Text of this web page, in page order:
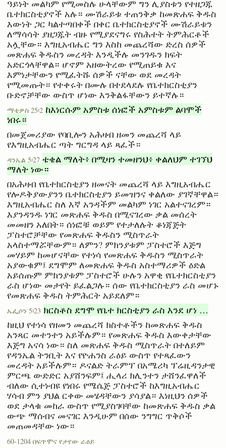
ዓይነት መልካም የሚመስሉ ሁላቸውም ግን ሊያስቱን የተዘጋጁ
ቤተክርስቲያኖች አሉ። ሙሽራይቱ ተጠንቅቃ ከመጽሐፍ ቅዱስ
እውነት ጋር ካልተጣበቀች በቀር ቤተክርስቲያኖች ሙሽራይቱን
ለማሳሳት ያዘጋጁት ብዙ የሚያደናግሩ የስሕተት ትምሕርቶች
አሏቸው። እግዚአብሔር ግን እስከ መጨረሻው ድረስ ሰዎች
መጽሐፍ ቅዱስን መረዳት እንዲችሉ መንገዱን ክፍት
አድርጎላቸዋል። ሆኖም አዘውትረው የሚጠይቁ እና
እምነታቸውን የሚፈትሹ ሰዎች ናቸው ወደ መረዳት
የሚመጡት። የተቀሩት በሙሉ በተደላደሉ የቤተክርስቲያን
ቡድኖቻቸው ውስጥ ሆነው እንቅልፋቸውን ይተኛሉ።
ማቴዎስ 25፡2 ከእነርሱም አምስቱ ሰነፎች አምስቱም ልባሞች
ነበሩ።
በመጀመሪያው የባቢሎን አሕዛብ ዘመን መጨረሻ ላይ
የእግዚአብሔር ጣት ግርግዳ ላይ ጻፈች።
ዳንኤል 5፡27 ቴቄል ማለት፥ በሚዛን ተመዘንህ፥ ቀልለህም ተገኘህ
ማለት ነው።
በአሕዛብ የቤተክርስቲያን ዘመናት መጨረሻ ላይ እግዚአብሔር
የሎዶቅያውያንን ቤተክርስቲያን ይመዝንና ቀልለው ያገኛቸዋል።
እግዚአብሔር ስለ እኛ አንዳችም መልካም ነገር አልተናገረም።
እያንዳንዱ ነገር መጽሐፍ ቅዱስ በሚናገረው ቃል መሰረት
መመዘን አለበት። ሰነፎቹ ወይም የተታለሉት ቆነጃጅት
ፓስተሮቻቸው የመጽሐፍ ቅዱስን ሚስጥራት
አላስተማሯቸውም። ለምን? ምክንያቱም ፓስተሮች እጅግ
መሃይም ከመሆናቸው የተነሳ የመጽሐፍ ቅዱስን ሚስጥራት
አያውቁም፤ ደግሞም ለመጽሐፍ ቅዱስ አስተማሪዎች ዕድል
አይሰጡም ምክንያቱም ፓስተሮች ሁሉን አዋቂ የቤተክርስቲያን
ራስ ሆነው መታየት ይፈልጋሉ። ሰው የቤተክርስቲያን ራስ መሆኑ
የመጽሐፍ ቅዱስ ትምሕርት አይደለም።
ኤፌሶን 5፡23 ክርስቶስ ደግሞ የቤተ ክርስቲያን ራስ እንደ ሆነ …
ከዚህ የተነሳ የዘመን መጨረሻ ክስተቶችን ከመጽሐፍ ቅዱስ
አንጻር መተንተን አይችሉም። የመጽሐፍ ቅዱስ እውቀታቸው
እጅግ አናሳ ነው። ስለ መጽሐፍ ቅዱስ ሚስጥራት በተለይም
የዳንኤል ትንቢት እና የዮሐንስ ራዕይ ውስጥ የተጻፈውን
መረዳት አይችሉም። ዶናልድ ትራምፕ በአሜሪካ ፕሬዚዳንታዊ
ምርጫ ውድድር አያሸንፍም፤ ሒላሪ ክሊንተን ታሸንፈዋለች
ብለው ሲተነብዩ የነበሩ የሜሴጅ ፓስተሮች ከእግዚአብሔር
ሃሳብ ምን ያህል ርቀው መሄዳቸውን ያሳያል። እነዚህን ሰዎች
ወደ ታላቁ መከራ ውስጥ የሚያስገባቸው ከመጽሐፍ ቅዱስ ቃል
ውጭ ማሰብና መናገር እንዲሁም በሰው ንግግር ጥቅሶች
መጠመዳቸው ነው።
60-1204 በፍጥሞና የታየው ራዕይ